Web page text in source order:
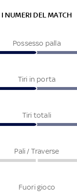
I NUMERI DEL MATCH
Possesso palla
Tiri in porta
Tiri totali
Pali / Traverse
Fuori gioco